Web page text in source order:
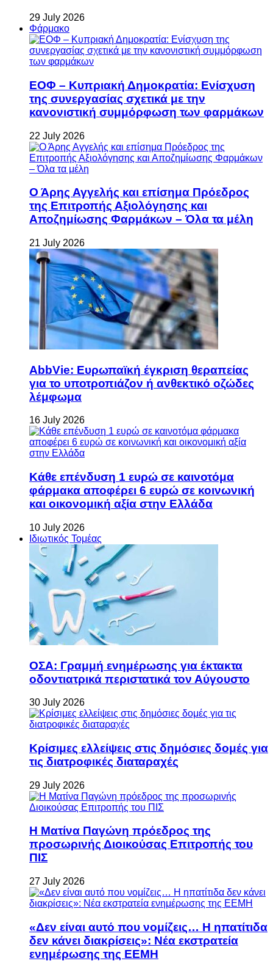
29 July 2026
Φάρμακο
ΕΟΦ – Κυπριακή Δημοκρατία: Ενίσχυση
της συνεργασίας σχετικά με την
κανονιστική συμμόρφωση των φαρμάκων
22 July 2026
Ο Άρης Αγγελής και επίσημα Πρόεδρος
της Επιτροπής Αξιολόγησης και
Αποζημίωσης Φαρμάκων – Όλα τα μέλη
21 July 2026
AbbVie: Ευρωπαϊκή έγκριση θεραπείας
για το υποτροπιάζον ή ανθεκτικό οζώδες
λέμφωμα
16 July 2026
Κάθε επένδυση 1 ευρώ σε καινοτόμα
φάρμακα αποφέρει 6 ευρώ σε κοινωνική
και οικονομική αξία στην Ελλάδα
10 July 2026
Ιδιωτικός Τομέας
ΟΣΑ: Γραμμή ενημέρωσης για έκτακτα
οδοντιατρικά περιστατικά τον Αύγουστο
30 July 2026
Κρίσιμες ελλείψεις στις δημόσιες δομές για
τις διατροφικές διαταραχές
29 July 2026
Η Ματίνα Παγώνη πρόεδρος της
προσωρινής Διοικούσας Επιτροπής του
ΠΙΣ
27 July 2026
«Δεν είναι αυτό που νομίζεις… Η ηπατίτιδα
δεν κάνει διακρίσεις»: Νέα εκστρατεία
ενημέρωσης της ΕΕΜΗ